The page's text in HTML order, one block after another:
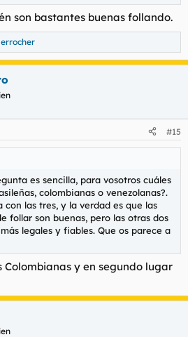
son bastantes buenas follando.
#15
es sencilla, para vosotros cuáles
colombianas o venezolanas?.
las tres, y la verdad es que las
follar son buenas, pero las otras dos
legales y fiables. Que os parece a
y en segundo lugar